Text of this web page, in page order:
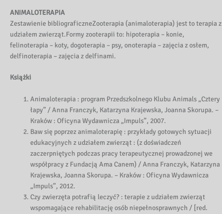
ANIMALOTERAPIA
Zestawienie bibliograficzneZooterapia (animaloterapia) jest to terapia z
udziałem zwierząt.Formy zooterapii to: hipoterapia – konie,
felinoterapia – koty, dogoterapia – psy, onoterapia – zajęcia z osłem,
delfinoterapia – zajęcia z delfinami.
Książki
Animaloterapia : program Przedszkolnego Klubu Animals „Cztery
łapy” / Anna Franczyk, Katarzyna Krajewska, Joanna Skorupa. –
Kraków : Oficyna Wydawnicza „Impuls”, 2007.
Baw się poprzez animaloterapię : przykłady gotowych sytuacji
edukacyjnych z udziałem zwierząt : (z doświadczeń
zaczerpniętych podczas pracy terapeutycznej prowadzonej we
współpracy z Fundacją Ama Canem) / Anna Franczyk, Katarzyna
Krajewska, Joanna Skorupa. – Kraków : Oficyna Wydawnicza
„Impuls”, 2012.
Czy zwierzęta potrafią leczyć? : terapie z udziałem zwierząt
wspomagające rehabilitację osób niepełnosprawnych / [red.